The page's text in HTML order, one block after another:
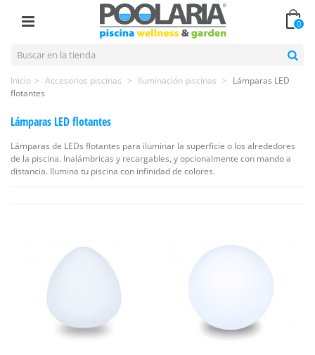
0
Inicio > Accesorios piscinas > Iluminación piscinas > Lámparas LED
flotantes
Lámparas LED flotantes
Lámparas de LEDs flotantes para iluminar la superficie o los alrededores
de la piscina. Inalámbricas y recargables, y opcionalmente con mando a
distancia. Ilumina tu piscina con infinidad de colores.